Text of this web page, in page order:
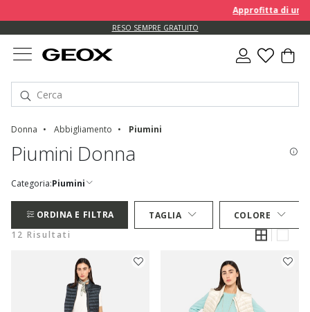
Approfitta di un
RESO SEMPRE GRATUITO
Donna Abbigliamento Piumini
Piumini Donna
Categoria:Piumini
ORDINA E FILTRA TAGLIA
COLORE
12 Risultati